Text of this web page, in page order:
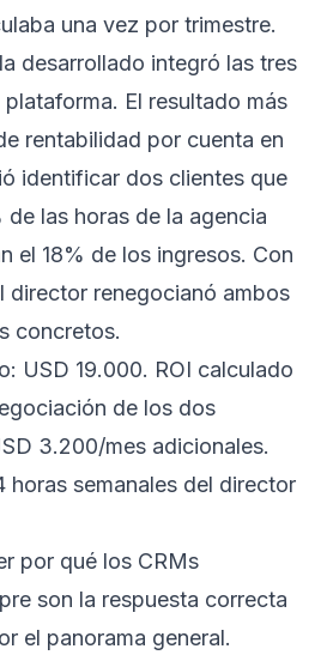
una vez por trimestre.
desarrollado integró las tres
El resultado más
rentabilidad por cuenta en
identificar dos clientes que
las horas de la agencia
el 18% de los ingresos. Con
director renegocianó ambos
concretos.
USD 19.000. ROI calculado
de los dos
3.200/mes adicionales.
horas semanales del director
por qué los CRMs
son la respuesta correcta
el panorama general.